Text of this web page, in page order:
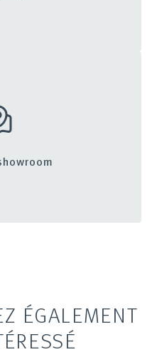
ÉGALEMENT